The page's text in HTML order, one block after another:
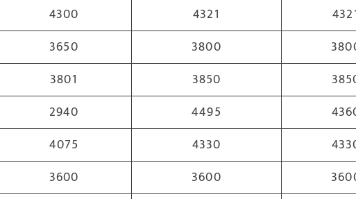
4300 4321
3650 3800
3801 3850
2940 4495
4075 4330
3600 3600